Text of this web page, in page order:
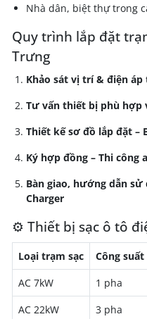
Nhà dân, biệt thự trong
Quy trình lắp đặt
Trưng
Khảo sát vị trí & điện
Tư vấn thiết bị phù hợp
Thiết kế sơ đồ lắp đặt –
Ký hợp đồng – Thi công
Bàn giao, hướng dẫn sử
Charger
⚙️ Thiết bị sạc ô tô
Loại trạm sạc Công suất
AC 7kW
1 pha
AC 22kW
3 pha